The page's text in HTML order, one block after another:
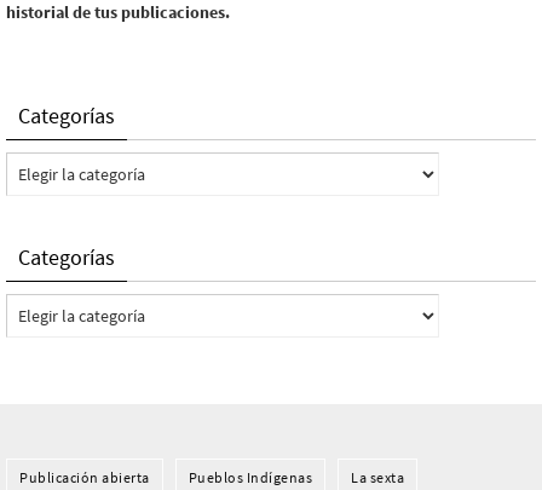
historial de tus publicaciones.
Categorías
Categorías
Categorías
Categorías
Publicación abierta Pueblos Indí­genas La sexta